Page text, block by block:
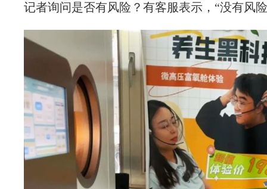
记者询问是否有风险？有客服表示，“没有风险